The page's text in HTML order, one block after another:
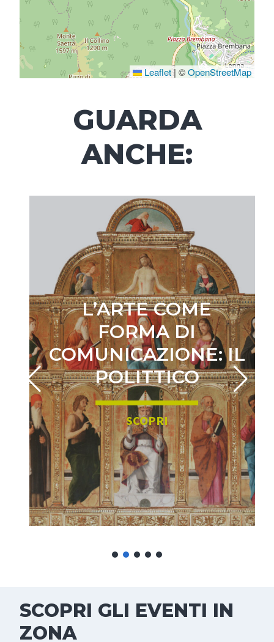
Leaflet | ©OpenStreetMap
GUARDA
ANCHE:
L’ARTE COME
FORMA DI
COMUNICAZIONE: IL
POLITTICO
SCOPRI
SCOPRI GLI EVENTI IN
ZONA